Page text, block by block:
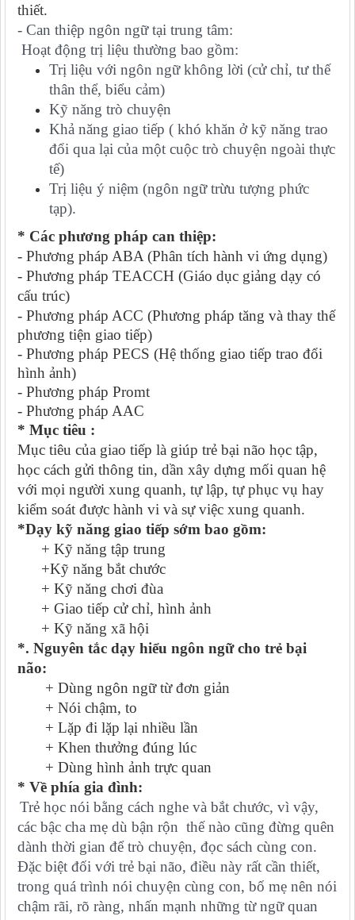
thiết.
- Can thiệp ngôn ngữ tại trung tâm:
Hoạt động trị liệu thường bao gồm:
Trị liệu với ngôn ngữ không lời (cử chỉ, tư thế
thân thể, biểu cảm)
Kỹ năng trò chuyện
Khả năng giao tiếp ( khó khăn ở kỹ năng trao
đổi qua lại của một cuộc trò chuyện ngoài thực
tế)
Trị liệu ý niệm (ngôn ngữ trừu tượng phức
tạp).
* Các phương pháp can thiệp:
- Phương pháp ABA (Phân tích hành vi ứng dụng)
- Phương pháp TEACCH (Giáo dục giảng dạy có
cấu trúc)
- Phương pháp ACC (Phương pháp tăng và thay thế
phương tiện giao tiếp)
- Phương pháp PECS (Hệ thống giao tiếp trao đổi
hình ảnh)
- Phương pháp Promt
- Phương pháp AAC
* Mục tiêu :
Mục tiêu của giao tiếp là giúp trẻ bại não học tập,
học cách gửi thông tin, dần xây dựng mối quan hệ
với mọi người xung quanh, tự lập, tự phục vụ hay
kiểm soát được hành vi và sự việc xung quanh.
*Dạy kỹ năng giao tiếp sớm bao gồm:
+ Kỹ năng tập trung
+Kỹ năng bắt chước
+ Kỹ năng chơi đùa
+ Giao tiếp cử chỉ, hình ảnh
+ Kỹ năng xã hội
*. Nguyên tắc dạy hiểu ngôn ngữ cho trẻ bại
não:
+ Dùng ngôn ngữ từ đơn giản
+ Nói chậm, to
+ Lặp đi lặp lại nhiều lần
+ Khen thưởng đúng lúc
+ Dùng hình ảnh trực quan
* Về phía gia đình:
Trẻ học nói bằng cách nghe và bắt chước, vì vậy,
các bậc cha mẹ dù bận rộn thế nào cũng đừng quên
dành thời gian để trò chuyện, đọc sách cùng con.
Đặc biệt đối với trẻ bại não, điều này rất cần thiết,
trong quá trình nói chuyện cùng con, bố mẹ nên nói
chậm rãi, rõ ràng, nhấn mạnh những từ ngữ quan